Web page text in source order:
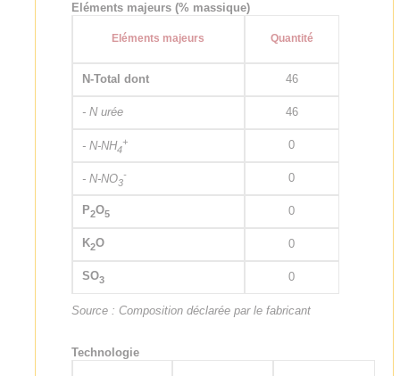
Eléments majeurs (% massique)
Eléments majeurs Quantité
N-Total dont 46
- N urée 46
- N-NH4
+ 0
- N-NO3
- 0
P2O5 0
K2O 0
SO3 0
Source : Composition déclarée par le fabricant
Technologie